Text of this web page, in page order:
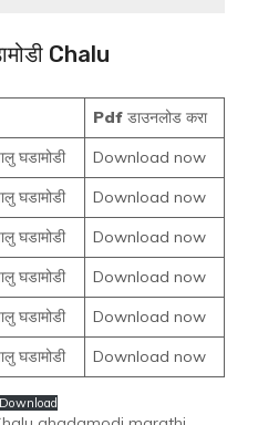
Chalu
Pdfडाउनलोड करा
घडामोडी
Download now
घडामोडी
Download now
घडामोडी
Download now
घडामोडी
Download now
घडामोडी
Download now
घडामोडी Download now
Download